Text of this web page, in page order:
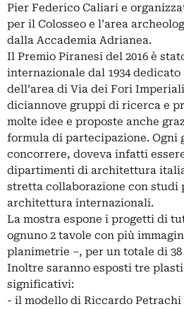
Pier Federico Caliari e
per il Colosseo e l’area
dalla Accademia Adrianea.
Il Premio Piranesi del 2016 è
internazionale dal 1934
dell’area di Via dei Fori
diciannove gruppi di ricerca e
molte idee e proposte anche
formula di partecipazione. Ogni
concorrere, doveva infatti
dipartimenti di architettura
stretta collaborazione con studi
architettura internazionali.
La mostra espone i progetti di
ognuno 2 tavole con più
planimetrie –, per un totale di 38
Inoltre saranno esposti tre
significativi:
- il modello di Riccardo